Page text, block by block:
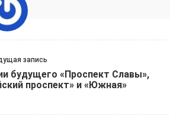
запись
будущего «Проспект Славы»,
проспект» и «Южная»